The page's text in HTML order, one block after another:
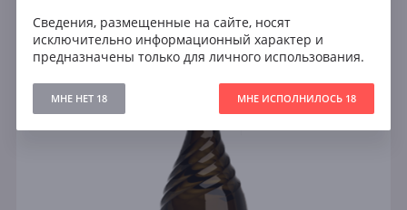
Сведения, размещенные на сайте, носят
исключительно информационный характер и
предназначены только для личного использования.
МНЕ НЕТ 18 МНЕ ИСПОЛНИЛОСЬ 18